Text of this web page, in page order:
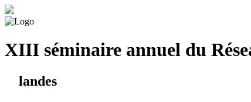
XIII séminaire annuel du
landes